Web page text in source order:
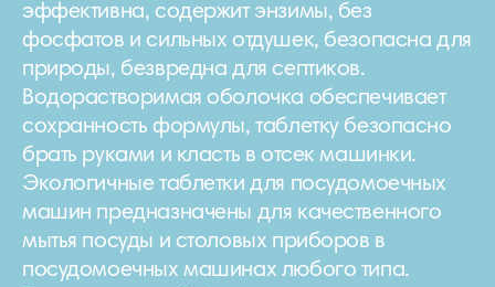
эффективна, содержит энзимы, без
фосфатов и сильных отдушек, безопасна для
природы, безвредна для септиков.
Водорастворимая оболочка обеспечивает
сохранность формулы, таблетку безопасно
брать руками и класть в отсек машинки.
Экологичные таблетки для посудомоечных
машин предназначены для качественного
мытья посуды и столовых приборов в
посудомоечных машинах любого типа.